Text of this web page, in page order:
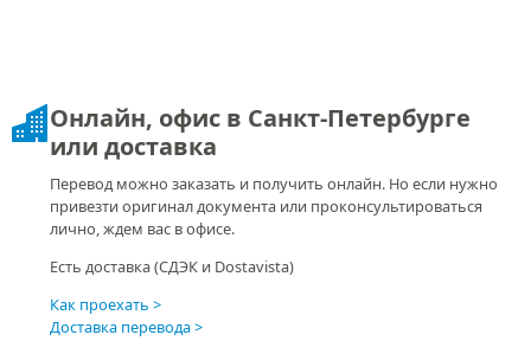
Онлайн, офис в Санкт-Петербурге
или доставка
Перевод можно заказать и получить онлайн. Но если нужно
привезти оригинал документа или проконсультироваться
лично, ждем вас в офисе.
Есть доставка (СДЭК и Dostavista)
Как проехать
Доставка перевода